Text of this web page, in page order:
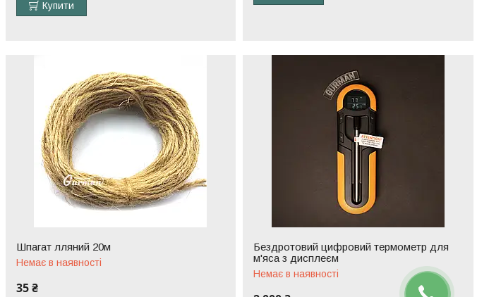
Купити
Шпагат лляний 20м
Немає в наявності
35 ₴
Бездротовий цифровий термометр для
м'яса з дисплеєм
Немає в наявності